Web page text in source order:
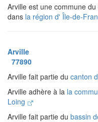
Arville est une commune du
dans la région d' Île-de-
Arville
77890
Arville fait partie du canton
Arville adhère à la la
Loing
Arville fait partie du bassin